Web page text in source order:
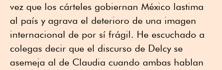
vez que los cárteles gobiernan México lastima
al país y agrava el deterioro de una imagen
internacional de por sí frágil. He escuchado a
colegas decir que el discurso de Delcy se
asemeja al de Claudia cuando ambas hablan